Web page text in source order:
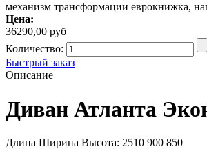
механизм трансформации еврокнижка,
Цена:
36290,00 руб
Количество:
Быстрый заказ
Описание
Диван Атланта
Длина Ширина Высота: 2510 900 850